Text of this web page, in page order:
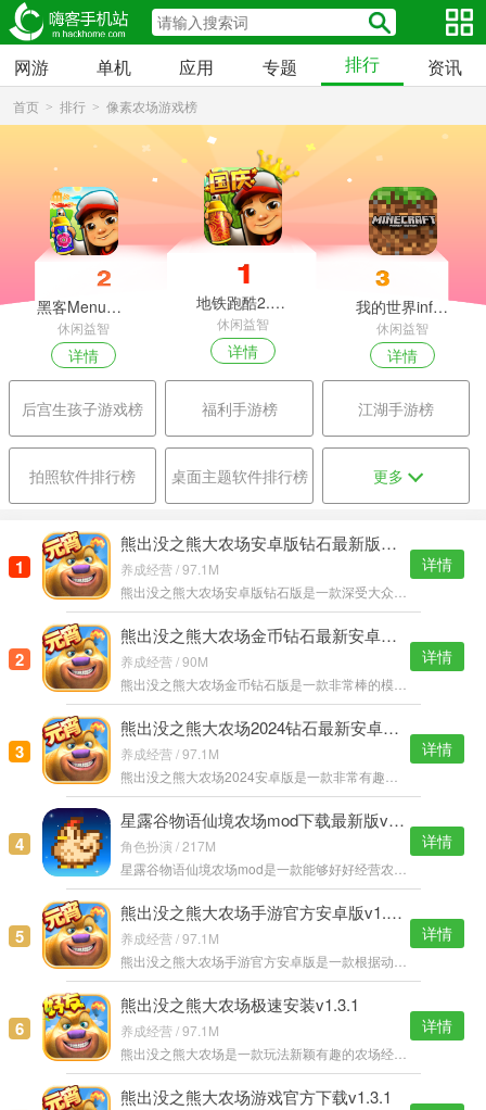
网游 单机 应用 专题 排行 资讯
首页 > 排行 > 像素农场游戏榜
地铁跑酷2.70.0官方最新游戏2024成都国庆版下载（Subway Surfers）
休闲益智
详情
黑客Menu菜单Subway Surf下载最新版
休闲益智
详情
我的世界infdev手机版边境之地下载
休闲益智
详情
后宫生孩子游戏榜 福利手游榜 江湖手游榜
拍照软件排行榜 桌面主题软件排行榜 更多
1
熊出没之熊大农场安卓版钻石最新版下载v1.3.1
养成经营 / 97.1M
详情
2
熊出没之熊大农场金币钻石最新安卓版v1.3.1
养成经营 / 90M
详情
3
熊出没之熊大农场2024钻石最新安卓版v1.3.1
养成经营 / 97.1M
详情
4
星露谷物语仙境农场mod下载最新版v1.25
角色扮演 / 217M
详情
5
熊出没之熊大农场手游官方安卓版v1.3.1
养成经营 / 97.1M
详情
6
熊出没之熊大农场极速安装v1.3.1
养成经营 / 97.1M
详情
熊出没之熊大农场游戏官方下载v1.3.1